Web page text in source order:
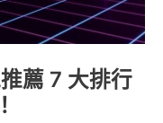
薦 7 大排行